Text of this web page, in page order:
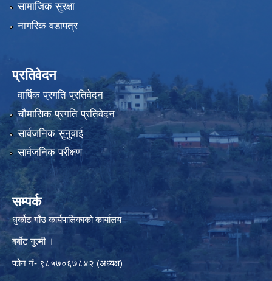
सामाजिक सुरक्षा
नागरिक वडापत्र
प्रतिवेदन
वार्षिक प्रगति प्रतिवेदन
चौमासिक प्रगति प्रतिवेदन
सार्वजनिक सुनुवाई
सार्वजनिक परीक्षण
सम्पर्क
धुर्कोट गाँउ कार्यपालिकाको कार्यालय
बर्बाेट गुल्मी ।
फोन नं- ९८५७०६७८४२ (अध्यक्ष)